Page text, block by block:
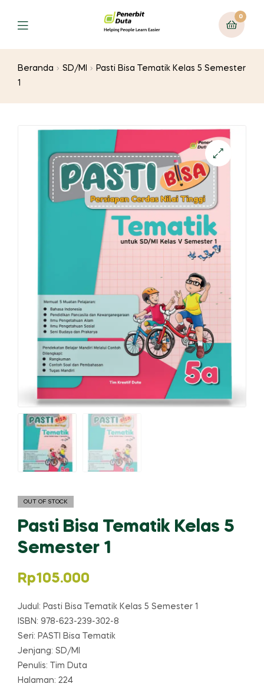
Menu
0
Beranda SD/MI
Pasti Bisa Tematik Kelas 5 Semester
1
OUT OF STOCK
Pasti Bisa Tematik Kelas 5
Semester 1
Rp105.000
Judul: Pasti Bisa Tematik Kelas 5 Semester 1
ISBN: 978-623-239-302-8
Seri: PASTI Bisa Tematik
Jenjang: SD/MI
Penulis: Tim Duta
Halaman: 224